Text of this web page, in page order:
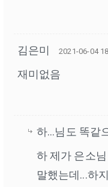
김은미 2021-06-04
재미없음
하...님도 똑같
하 제가 은소
말했는데...하